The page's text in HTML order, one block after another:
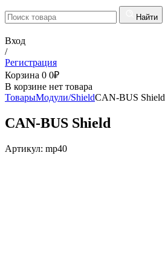
Найти
Вход
/
Регистрация
Корзина 0 0₽
В корзине нет товара
ТоварыМодули/ShieldCAN-BUS Shield
CAN-BUS Shield
Артикул: mp40